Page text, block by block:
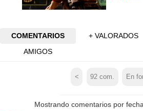
COMENTARIOS
+ VALORADOS
AMIGOS
< 92 com. En
Mostrando comentarios por